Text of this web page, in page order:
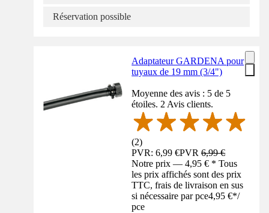
Réservation possible
Adaptateur GARDENA pour
tuyaux de 19 mm (3/4")
Moyenne des avis : 5 de 5
étoiles. 2 Avis clients.
(2)
PVR: 6,99 €PVR6,99 €
Notre prix — 4,95 € * Tous
les prix affichés sont des prix
TTC, frais de livraison en sus
si nécessaire par pce4,95 €*/
pce